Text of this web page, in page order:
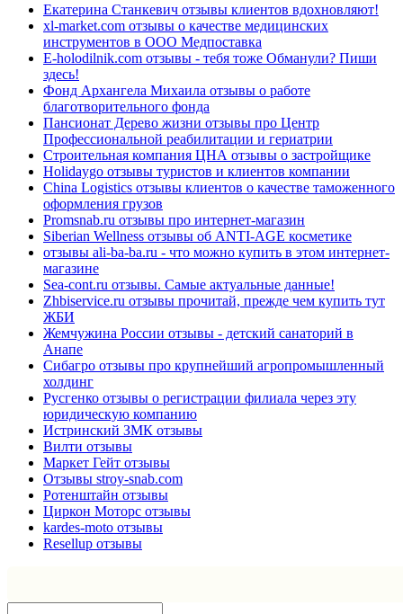
Екатерина Станкевич отзывы клиентов вдохновляют!
xl-market.com отзывы о качестве медицинских
инструментов в ООО Медпоставка
E-holodilnik.com отзывы - тебя тоже Обманули? Пиши
здесь!
Фонд Архангела Михаила отзывы о работе
благотворительного фонда
Пансионат Дерево жизни отзывы про Центр
Профессиональной реабилитации и гериатрии
Строительная компания ЦНА отзывы о застройщике
Holidaygo отзывы туристов и клиентов компании
China Logistics отзывы клиентов о качестве таможенного
оформления грузов
Promsnab.ru отзывы про интернет-магазин
Siberian Wellness отзывы об ANTI-AGE косметике
отзывы ali-ba-ba.ru - что можно купить в этом интернет-
магазине
Sea-cont.ru отзывы. Самые актуальные данные!
Zhbiservice.ru отзывы прочитай, прежде чем купить тут
ЖБИ
Жемчужина России отзывы - детский санаторий в
Анапе
Сибагро отзывы про крупнейший агропромышленный
холдинг
Русгенко отзывы о регистрации филиала через эту
юридическую компанию
Истринский ЗМК отзывы
Вилти отзывы
Маркет Гейт отзывы
Отзывы stroy-snab.com
Ротенштайн отзывы
Циркон Моторс отзывы
kardes-moto отзывы
Resellup отзывы